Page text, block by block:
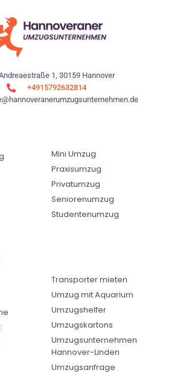
1, 30159 Hannover
+4915792632814
Mini Umzug
Praxisumzug
Privatumzug
Seniorenumzug
Studentenumzug
Transporter mieten
Umzug mit Aquarium
Umzugshelfer
Umzugskartons
Umzugsunternehmen
Hannover-Linden
Umzugsanfrage